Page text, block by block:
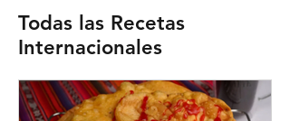
Todas las Recetas
Internacionales